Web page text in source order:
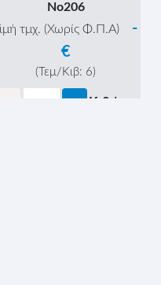
Νο206
τμχ. (Χωρίς Φ.Π.Α)
-
€
(Τεμ/Κιβ: 6)
+ Κιβώτια